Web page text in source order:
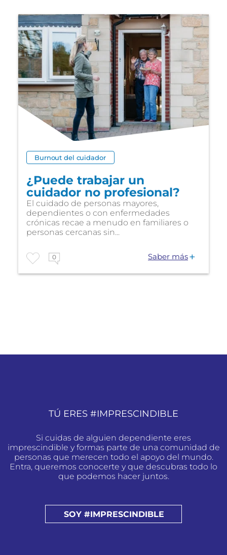
Burnout del cuidador
¿Puede trabajar un
cuidador no profesional?
El cuidado de personas mayores,
dependientes o con enfermedades
crónicas recae a menudo en familiares o
personas cercanas sin...
0 Saber más
TÚ ERES #IMPRESCINDIBLE
Si cuidas de alguien dependiente eres
imprescindible y formas parte de una comunidad de
personas que merecen todo el apoyo del mundo.
Entra, queremos conocerte y que descubras todo lo
que podemos hacer juntos.
SOY #IMPRESCINDIBLE